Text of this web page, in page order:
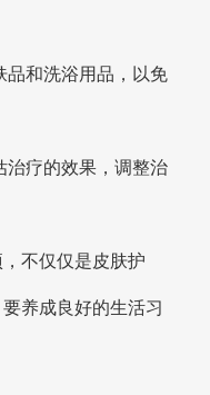
品和洗浴用品，以免
治疗的效果，调整治
不仅仅是皮肤护
养成良好的生活习